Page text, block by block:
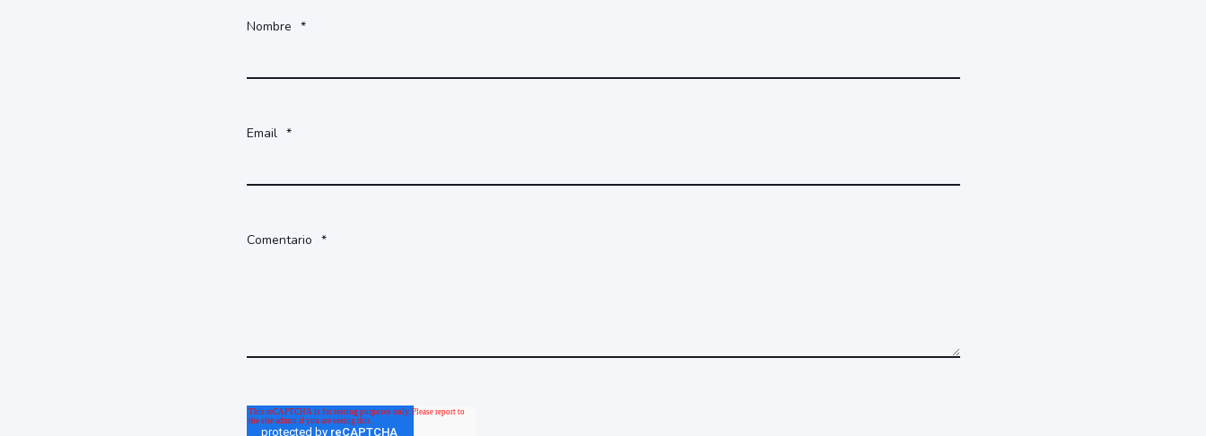
Nombre *
Email *
Comentario *